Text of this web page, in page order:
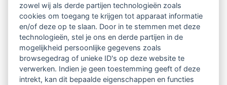
Ik word niet gevonden op woonplaats?
Ik wil graag in heel Nederland klanten
werven. Hoe geef ik dit aan in mijn profiel?
Hoe plaats ik een link naar mijn
websiteprofiel?
Hoe plaats ik een link naar mijn
Twitteradres?
zowel wij als derde partijen technologieën zoals
cookies om toegang te krijgen tot apparaat informatie
en/of deze op te slaan. Door in te stemmen met deze
technologieën, stel je ons en derde partijen in de
mogelijkheid persoonlijke gegevens zoals
browsegedrag of unieke ID's op deze website te
verwerken. Indien je geen toestemming geeft of deze
intrekt, kan dit bepaalde eigenschappen en functies